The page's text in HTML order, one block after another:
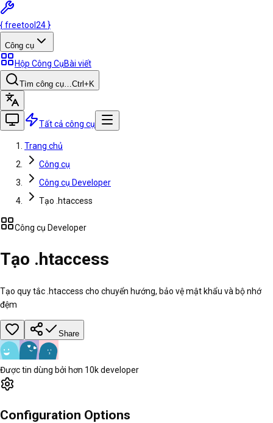
{freetool 24 }
Công cụ
Hộp Công CụBài viết
Tìm công cụ…Ctrl +K
Tất cả công cụ
Trang chủ
Công cụ
Công cụ Developer
Tạo .htaccess
Công cụ Developer
Tạo .htaccess
Tạo quy tắc .htaccess cho chuyển hướng, bảo vệ mật khẩu và bộ nhớ
đệm
Share
Được tin dùng bởi hơn 10k developer
Configuration Options